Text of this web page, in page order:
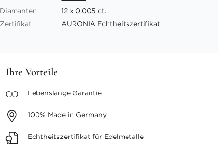
Diamanten
12 x 0.005 ct.
Zertifikat
AURONIA Echtheitszertifikat
Ihre Vorteile
Lebenslange Garantie
100% Made in Germany
Echtheitszertifikat für Edelmetalle